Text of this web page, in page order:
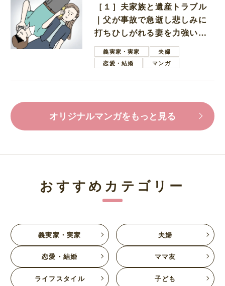
［１］夫家族と遺産トラブル
｜父が事故で急逝し悲しみに
打ちひしがれる妻を力強い言
葉で励ます夫
義実家・実家
夫婦
恋愛・結婚
マンガ
オリジナルマンガをもっと見る
おすすめカテゴリー
義実家・実家 夫婦
恋愛・結婚 ママ友
ライフスタイル 子ども